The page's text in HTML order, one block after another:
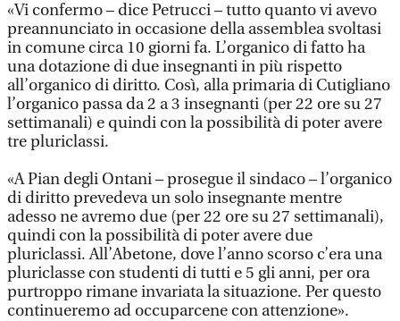
«Vi confermo – dice Petrucci – tutto quanto vi avevo
preannunciato in occasione della assemblea svoltasi
in comune circa 10 giorni fa. L’organico di fatto ha
una dotazione di due insegnanti in più rispetto
all’organico di diritto. Così, alla primaria di Cutigliano
l’organico passa da 2 a 3 insegnanti (per 22 ore su 27
settimanali) e quindi con la possibilità di poter avere
tre pluriclassi.
«A Pian degli Ontani – prosegue il sindaco – l’organico
di diritto prevedeva un solo insegnante mentre
adesso ne avremo due (per 22 ore su 27 settimanali),
quindi con la possibilità di poter avere due
pluriclassi. All’Abetone, dove l’anno scorso c’era una
pluriclasse con studenti di tutti e 5 gli anni, per ora
purtroppo rimane invariata la situazione. Per questo
continueremo ad occuparcene con attenzione».